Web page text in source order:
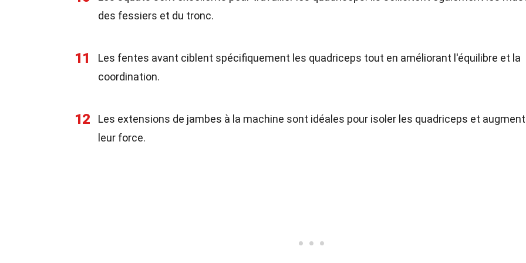
des fessiers et du tronc.
11
Les fentes avant ciblent spécifiquement les quadriceps tout en améliorant l'équilibre et la
coordination.
12
Les extensions de jambes à la machine sont idéales pour isoler les quadriceps et
leur force.